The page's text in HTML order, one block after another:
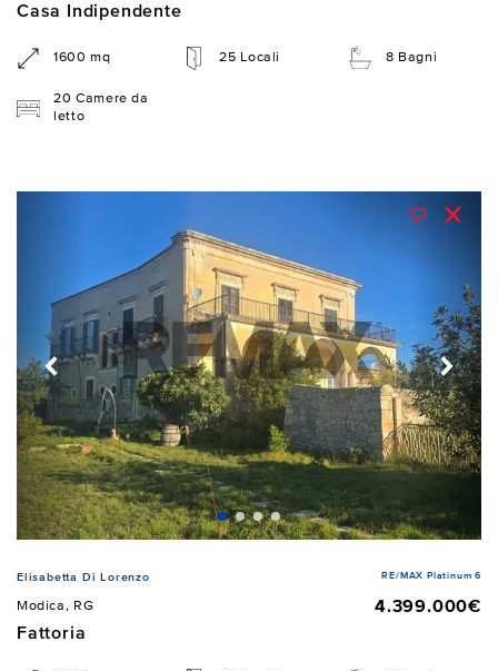
Casa Indipendente
1600 mq 25 Locali 8 Bagni
20 Camere da
letto
Elisabetta Di Lorenzo RE/MAX Platinum 6
Modica, RG
4.399.000€
Fattoria